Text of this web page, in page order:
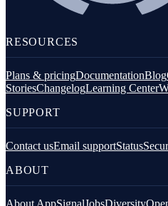
RESOURCES
Plans & pricingDocumentationBlog
StoriesChangelogLearning Center
SUPPORT
Contact usEmail supportStatus
ABOUT